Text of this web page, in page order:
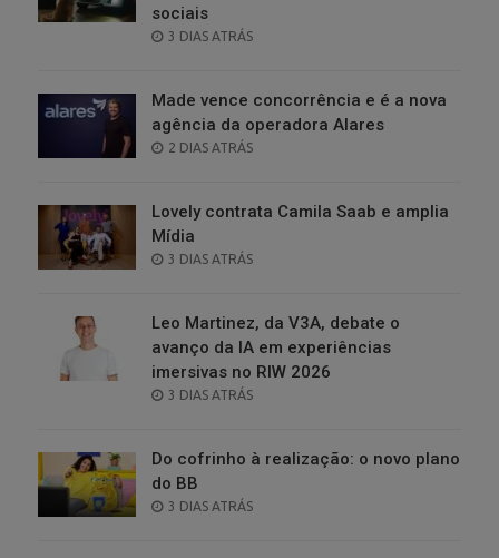
sociais
POSTED
3 DIAS ATRÁS
Made vence concorrência e é a nova
agência da operadora Alares
POSTED
2 DIAS ATRÁS
Lovely contrata Camila Saab e amplia
Mídia
POSTED
3 DIAS ATRÁS
Leo Martinez, da V3A, debate o
avanço da IA em experiências
imersivas no RIW 2026
POSTED
3 DIAS ATRÁS
Do cofrinho à realização: o novo plano
do BB
POSTED
3 DIAS ATRÁS